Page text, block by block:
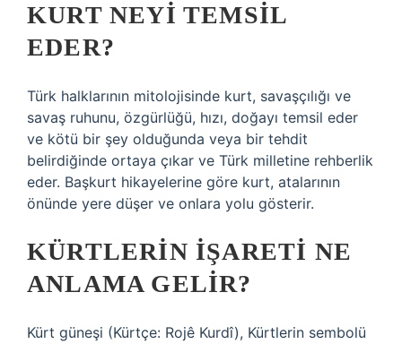
KURT NEYI TEMSIL
EDER?
Türk halklarının mitolojisinde kurt, savaşçılığı ve
savaş ruhunu, özgürlüğü, hızı, doğayı temsil eder
ve kötü bir şey olduğunda veya bir tehdit
belirdiğinde ortaya çıkar ve Türk milletine rehberlik
eder. Başkurt hikayelerine göre kurt, atalarının
önünde yere düşer ve onlara yolu gösterir.
KÜRTLERIN IŞARETI NE
ANLAMA GELIR?
Kürt güneşi (Kürtçe: Rojê Kurdî), Kürtlerin sembolü